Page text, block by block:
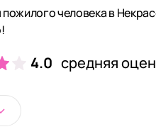
человека в
4.0 средняя